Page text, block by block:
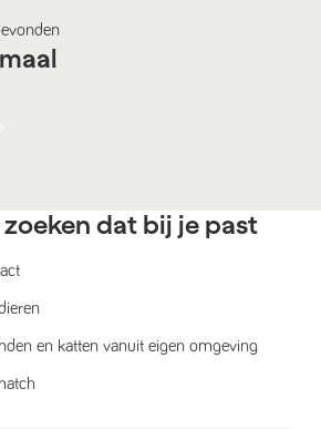
dat bij je past
en katten vanuit eigen omgeving